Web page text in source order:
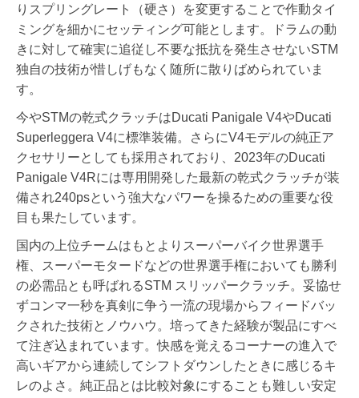
りスプリングレート（硬さ）を変更することで作動タイ
ミングを細かにセッティング可能とします。ドラムの動
きに対して確実に追従し不要な抵抗を発生させないSTM
独自の技術が惜しげもなく随所に散りばめられていま
す。
今やSTMの乾式クラッチはDucati Panigale V4やDucati
Superleggera V4に標準装備。さらにV4モデルの純正ア
クセサリーとしても採用されており、2023年のDucati
Panigale V4Rには専用開発した最新の乾式クラッチが装
備され240psという強大なパワーを操るための重要な役
目も果たしています。
国内の上位チームはもとよりスーパーバイク世界選手
権、スーパーモタードなどの世界選手権においても勝利
の必需品とも呼ばれるSTM スリッパークラッチ。妥協せ
ずコンマ一秒を真剣に争う一流の現場からフィードバッ
クされた技術とノウハウ。培ってきた経験が製品にすべ
て注ぎ込まれています。快感を覚えるコーナーの進入で
高いギアから連続してシフトダウンしたときに感じるキ
レのよさ。純正品とは比較対象にすることも難しい安定